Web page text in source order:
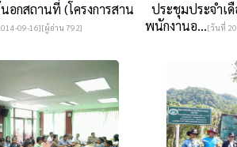
อกสถานที่ (โครงการสาน
09-16][ผู้อ่าน 792]
ประชุมประจำเ
พนักงานอ...[วันที่